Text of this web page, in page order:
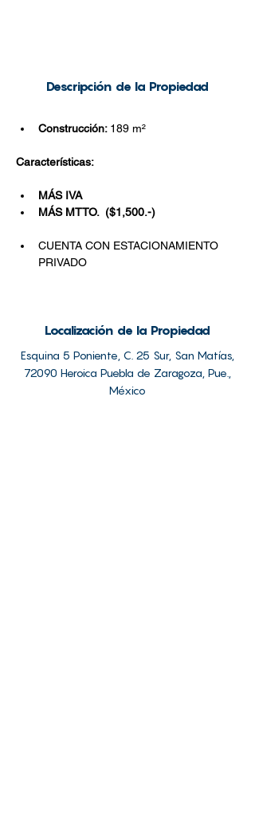
Descripción de la Propiedad
Construcción: 189 m²
Características:
MÁS IVA
MÁS MTTO.  ($1,500.-)
CUENTA CON ESTACIONAMIENTO
PRIVADO
Localización de la Propiedad
Esquina 5 Poniente, C. 25 Sur, San Matías,
72090 Heroica Puebla de Zaragoza, Pue.,
México